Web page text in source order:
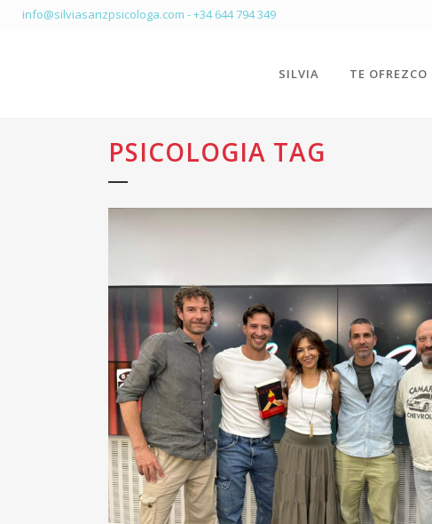
info@silviasanzpsicologa.com -+34 644 794 349
SILVIA TE OFREZCO
PSICOLOGIA TAG